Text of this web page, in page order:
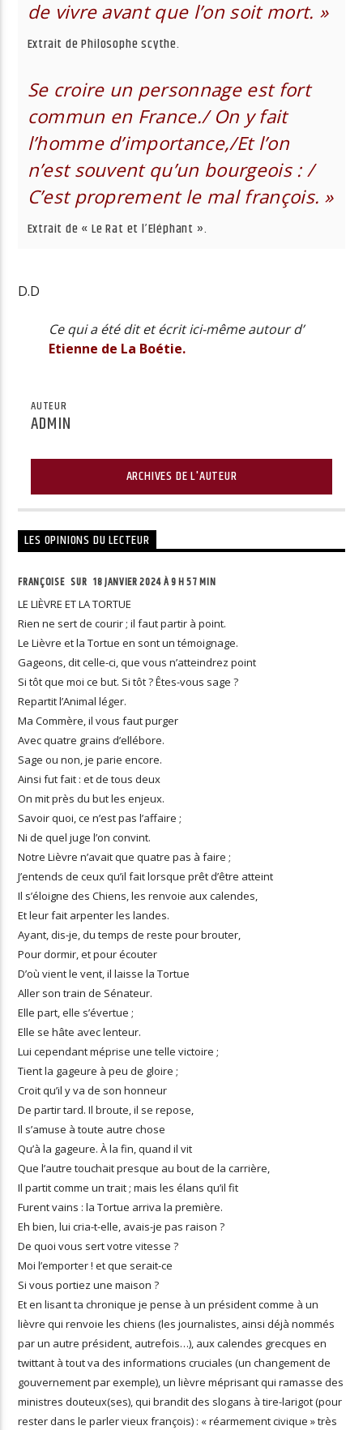
de vivre avant que l’on soit mort. »
Extrait de Philosophe scythe.
Se croire un personnage est fort
commun en France./ On y fait
l’homme d’importance,/Et l’on
n’est souvent qu’un bourgeois : /
C’est proprement le mal françois. »
Extrait de « Le Rat et l’Eléphant ».
D.D
Ce qui a été dit et écrit ici-même autour d’
Etienne de La Boétie.
AUTEUR
ADMIN
ARCHIVES DE L'AUTEUR
LES OPINIONS DU LECTEUR
FRANÇOISE SUR18 JANVIER 2024 À 9 H 57 MIN
LE LIÈVRE ET LA TORTUE
Rien ne sert de courir ; il faut partir à point.
Le Lièvre et la Tortue en sont un témoignage.
Gageons, dit celle-ci, que vous n’atteindrez point
Si tôt que moi ce but. Si tôt ? Êtes-vous sage ?
Repartit l’Animal léger.
Ma Commère, il vous faut purger
Avec quatre grains d’ellébore.
Sage ou non, je parie encore.
Ainsi fut fait : et de tous deux
On mit près du but les enjeux.
Savoir quoi, ce n’est pas l’affaire ;
Ni de quel juge l’on convint.
Notre Lièvre n’avait que quatre pas à faire ;
J’entends de ceux qu’il fait lorsque prêt d’être atteint
Il s’éloigne des Chiens, les renvoie aux calendes,
Et leur fait arpenter les landes.
Ayant, dis-je, du temps de reste pour brouter,
Pour dormir, et pour écouter
D’où vient le vent, il laisse la Tortue
Aller son train de Sénateur.
Elle part, elle s’évertue ;
Elle se hâte avec lenteur.
Lui cependant méprise une telle victoire ;
Tient la gageure à peu de gloire ;
Croit qu’il y va de son honneur
De partir tard. Il broute, il se repose,
Il s’amuse à toute autre chose
Qu’à la gageure. À la fin, quand il vit
Que l’autre touchait presque au bout de la carrière,
Il partit comme un trait ; mais les élans qu’il fit
Furent vains : la Tortue arriva la première.
Eh bien, lui cria-t-elle, avais-je pas raison ?
De quoi vous sert votre vitesse ?
Moi l’emporter ! et que serait-ce
Si vous portiez une maison ?
Et en lisant ta chronique je pense à un président comme à un
lièvre qui renvoie les chiens (les journalistes, ainsi déjà nommés
par un autre président, autrefois…), aux calendes grecques en
twittant à tout va des informations cruciales (un changement de
gouvernement par exemple), un lièvre méprisant qui ramasse des
ministres douteux(ses), qui brandit des slogans à tire-larigot (pour
rester dans le parler vieux françois) : « réarmement civique » très